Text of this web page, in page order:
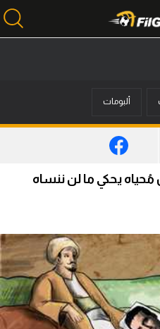
ألبومات
يحكي ما لن ننساه